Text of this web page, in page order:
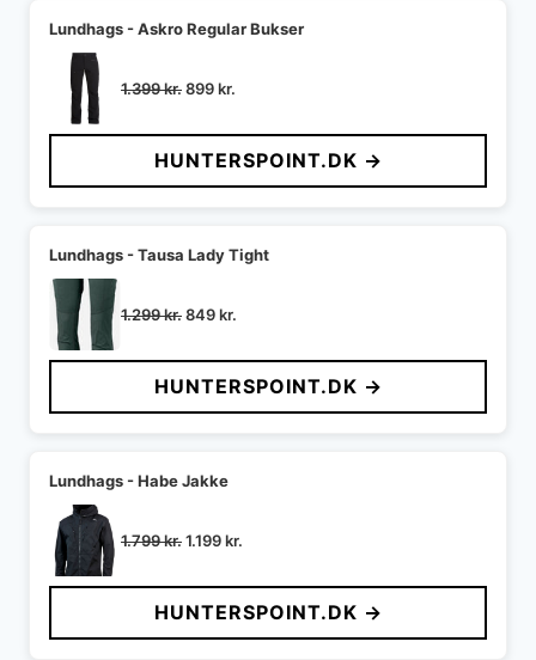
Lundhags - Askro Regular Bukser
1.399kr.Den
pris
var:
1.399 kr..
899kr.
pris
er:
899 kr..
HUNTERSPOINT.DK →
Lundhags - Tausa Lady Tight
1.299kr.Den
pris
var:
1.299 kr..
849kr.
pris
er:
849 kr..
HUNTERSPOINT.DK →
Lundhags - Habe Jakke
1.799kr.Den
pris
var:
1.799 kr..
1.199kr.
pris
er:
1.199 kr..
HUNTERSPOINT.DK →